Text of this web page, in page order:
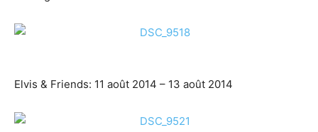
Elvis & Friends: 11 août 2014 – 13 août 2014